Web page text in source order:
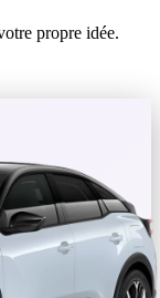
propre idée.